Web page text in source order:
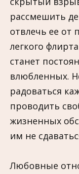
рассмешить
отвлечь ее от
легкого
станет
влюбленных.
радоваться
проводить
жизненных
им не
Любовные